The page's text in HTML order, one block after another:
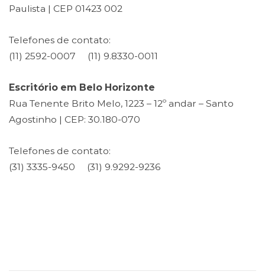
Paulista | CEP 01423 002
Telefones de contato:
(11) 2592-0007 (11) 9.8330-0011
Escritório em Belo Horizonte
Rua Tenente Brito Melo, 1223 – 12º andar – Santo
Agostinho | CEP: 30.180-070
Telefones de contato:
(31) 3335-9450 (31) 9.9292-9236